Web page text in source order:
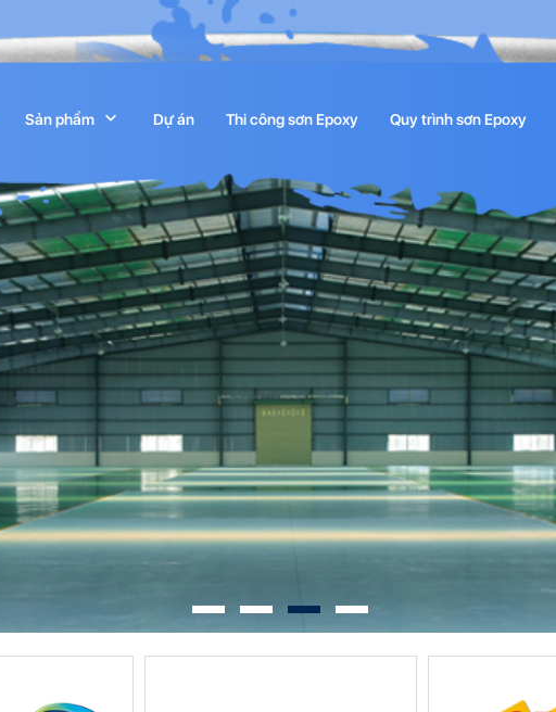
Sản phẩm Dự án Thi công sơn Epoxy Quy trình sơn Epoxy